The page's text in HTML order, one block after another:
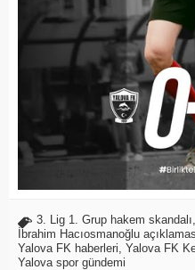
3. Lig 1. Grup hakem skandalı
İbrahim Hacıosmanoğlu
Yalova FK haberleri Yalova FK
Yalova spor gündemi